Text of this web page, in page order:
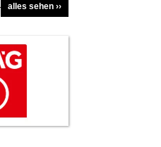
alles sehen ››